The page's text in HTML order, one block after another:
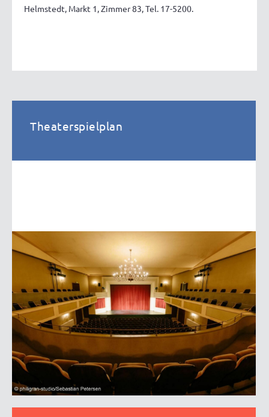
Helmstedt, Markt 1, Zimmer 83, Tel. 17-5200.
Theaterspielplan